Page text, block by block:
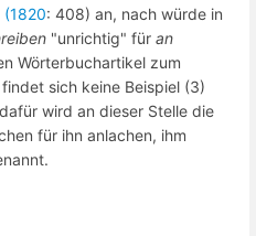
(1820: 408) an, nach würde in
"unrichtig" für an
Wörterbuchartikel zum
sich keine Beispiel (3)
wird an dieser Stelle die
für ihn anlachen, ihm